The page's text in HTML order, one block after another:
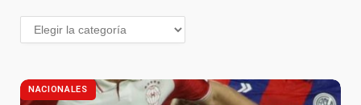
NACIONALES